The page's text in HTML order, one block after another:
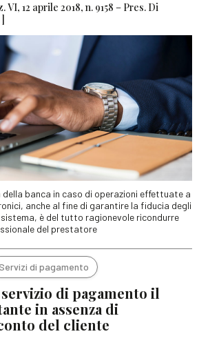
12 aprile 2018, n. 9158 – Pres. Di
banca in caso di operazioni effettuate a
anche al fine di garantire la fiducia degli
è del tutto ragionevole ricondurre
del prestatore
di pagamento
di pagamento il
in assenza di
del cliente